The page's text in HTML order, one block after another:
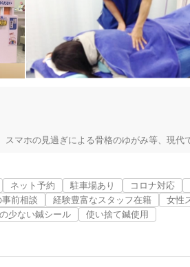
美容鍼
マホの見過ぎによる骨格のゆがみ等、現代
整骨院は「治療を行う」ということに重点
え、地域に根ざした「痛みの治療院」とし
安なことがございましたらお気軽に【酒田み
ネット予約 駐車場あり コロナ対応
前相談 経験豊富なスタッフ在籍 女性
少ない鍼シール 使い捨て鍼使用